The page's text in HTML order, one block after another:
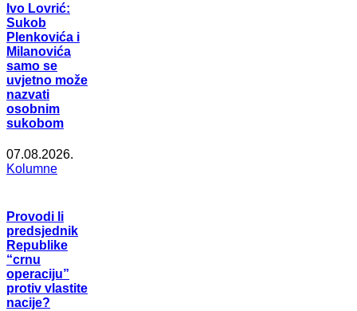
Ivo Lovrić:
Sukob
Plenkovića i
Milanovića
samo se
uvjetno može
nazvati
osobnim
sukobom
07.08.2026.
Kolumne
Provodi li
predsjednik
Republike
“crnu
operaciju”
protiv vlastite
nacije?